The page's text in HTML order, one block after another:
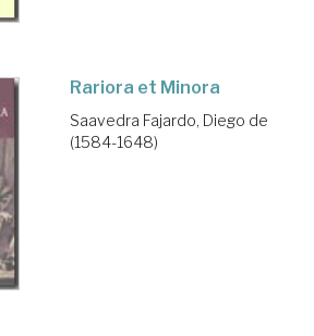
Rariora et Minora
Saavedra Fajardo, Diego de
(1584-1648)